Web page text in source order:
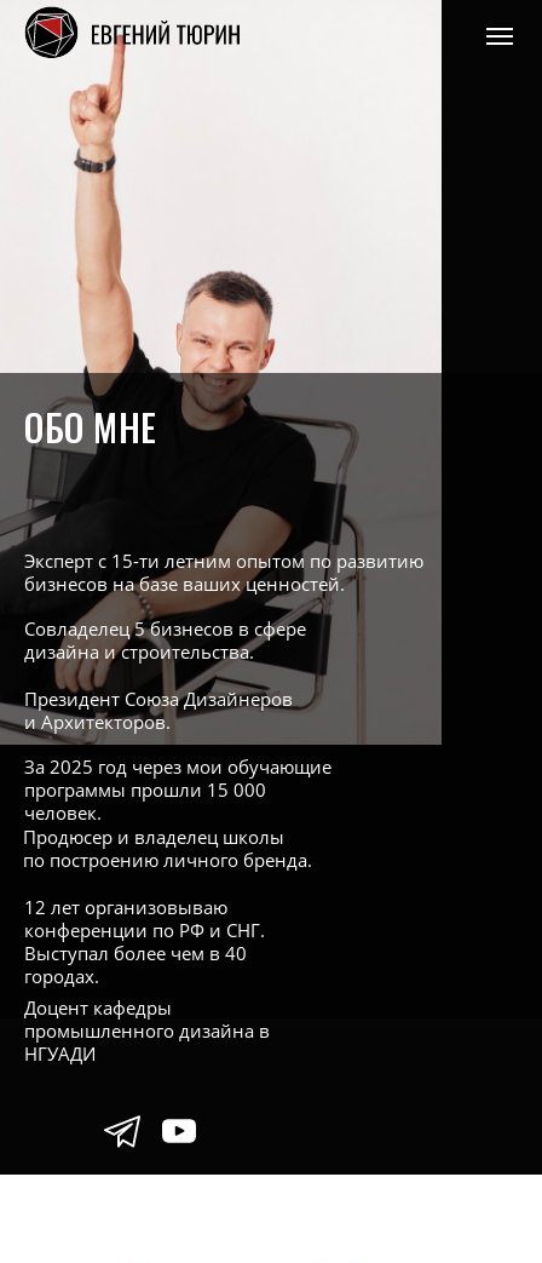
ОБО МНЕ
Эксперт с 15-ти летним опытом по развитию
бизнесов на базе ваших ценностей.
Совладелец 5 бизнесов в сфере
дизайна и строительства.
Президент Союза Дизайнеров
и Архитекторов.
За 2025 год через мои обучающие
программы прошли 15 000
человек.
Продюсер и владелец школы
по построению личного бренда.
12 лет организовываю
конференции по РФ и СНГ.
Выступал более чем в 40
городах.
Доцент кафедры
промышленного дизайна в
НГУАДИ